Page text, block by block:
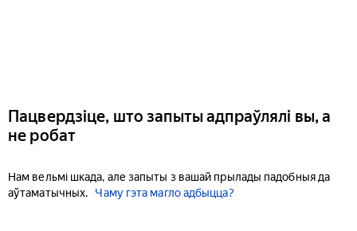
Пацвердзіце, што запыты адпраўлялі вы, а
не робат
Нам вельмі шкада, але запыты з вашай прылады падобныя да
аўтаматычных.
Чаму гэта магло адбыцца?